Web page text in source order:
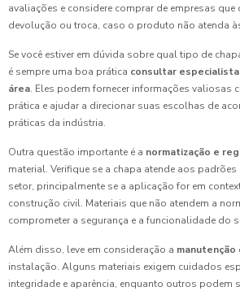
avaliações e considere comprar de empresas que
devolução ou troca, caso o produto não atenda
Se você estiver em dúvida sobre qual tipo de
é sempre uma boa prática consultar
área. Eles podem fornecer informações valiosas
prática e ajudar a direcionar suas escolhas de
práticas da indústria.
Outra questão importante é a normatização e
material. Verifique se a chapa atende aos padrões
setor, principalmente se a aplicação for em
construção civil. Materiais que não atendem a
comprometer a segurança e a funcionalidade do
Além disso, leve em consideração a manutenção
instalação. Alguns materiais exigem cuidados
integridade e aparência, enquanto outros podem